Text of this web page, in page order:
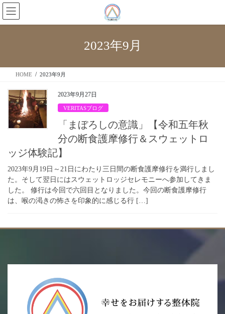
2023年9月
HOME 2023年9月
2023年9月27日
VERITASブログ
「まぼろしの意識」【令和五年秋
分の断食護摩修行＆スウェットロ
ッジ体験記】
2023年9月19日～21日にわたり三日間の断食護摩修行を満行しまし
た。そして翌日にはスウェットロッジセレモニーへ参加してきま
した。 修行は今回で六回目となりました。今回の断食護摩修行
は、喉の渇きの怖さを印象的に感じる行 […]